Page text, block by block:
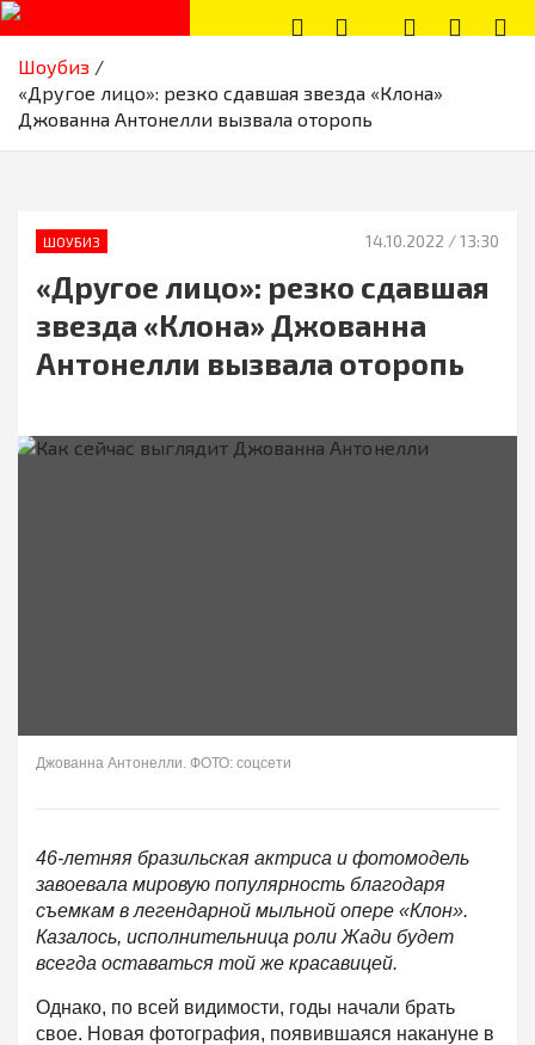
Skip
to
content
Секреты звёзд
видео из жизни звёзд
Шоубиз
«Другое лицо»: резко сдавшая звезда «Клона»
Джованна Антонелли вызвала оторопь
ШОУБИЗ 14.10.2022 / 13:30
«Другое лицо»: резко сдавшая
звезда «Клона» Джованна
Антонелли вызвала оторопь
Джованна Антонелли. ФОТО: соцсети
46-летняя бразильская актриса и фотомодель
завоевала мировую популярность благодаря
съемкам в легендарной мыльной опере «Клон».
Казалось, исполнительница роли Жади будет
всегда оставаться той же красавицей.
Однако, по всей видимости, годы начали брать
свое. Новая фотография, появившаяся накануне в